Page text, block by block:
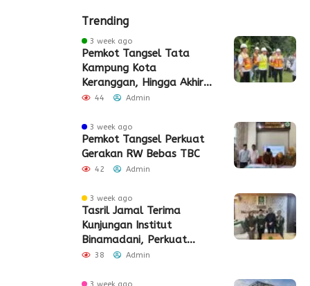
Trending
3 week ago
Pemkot Tangsel Tata
Kampung Kota
Keranggan, Hingga Akhir
2026
44 Admin
3 week ago
Pemkot Tangsel Perkuat
Gerakan RW Bebas TBC
42 Admin
3 week ago
Tasril Jamal Terima
Kunjungan Institut
Binamadani, Perkuat
Sinergi Bangun SDM Kota
38 Admin
3 week ago